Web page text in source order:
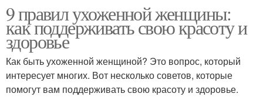
9 правил ухоженной женщины:
как поддерживать свою красоту и
здоровье
Как быть ухоженной женщиной? Это вопрос, который
интересует многих. Вот несколько советов, которые
помогут вам поддерживать свою красоту и здоровье.